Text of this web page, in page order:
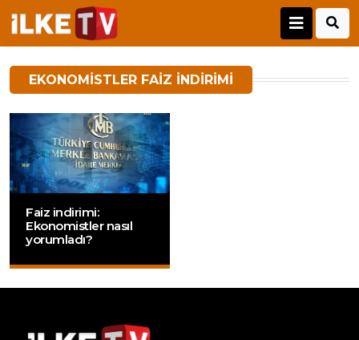
EKONOMISTLER FAIZ INDIRIMI
Faiz indirimi:
Ekonomistler nasıl
yorumladı?